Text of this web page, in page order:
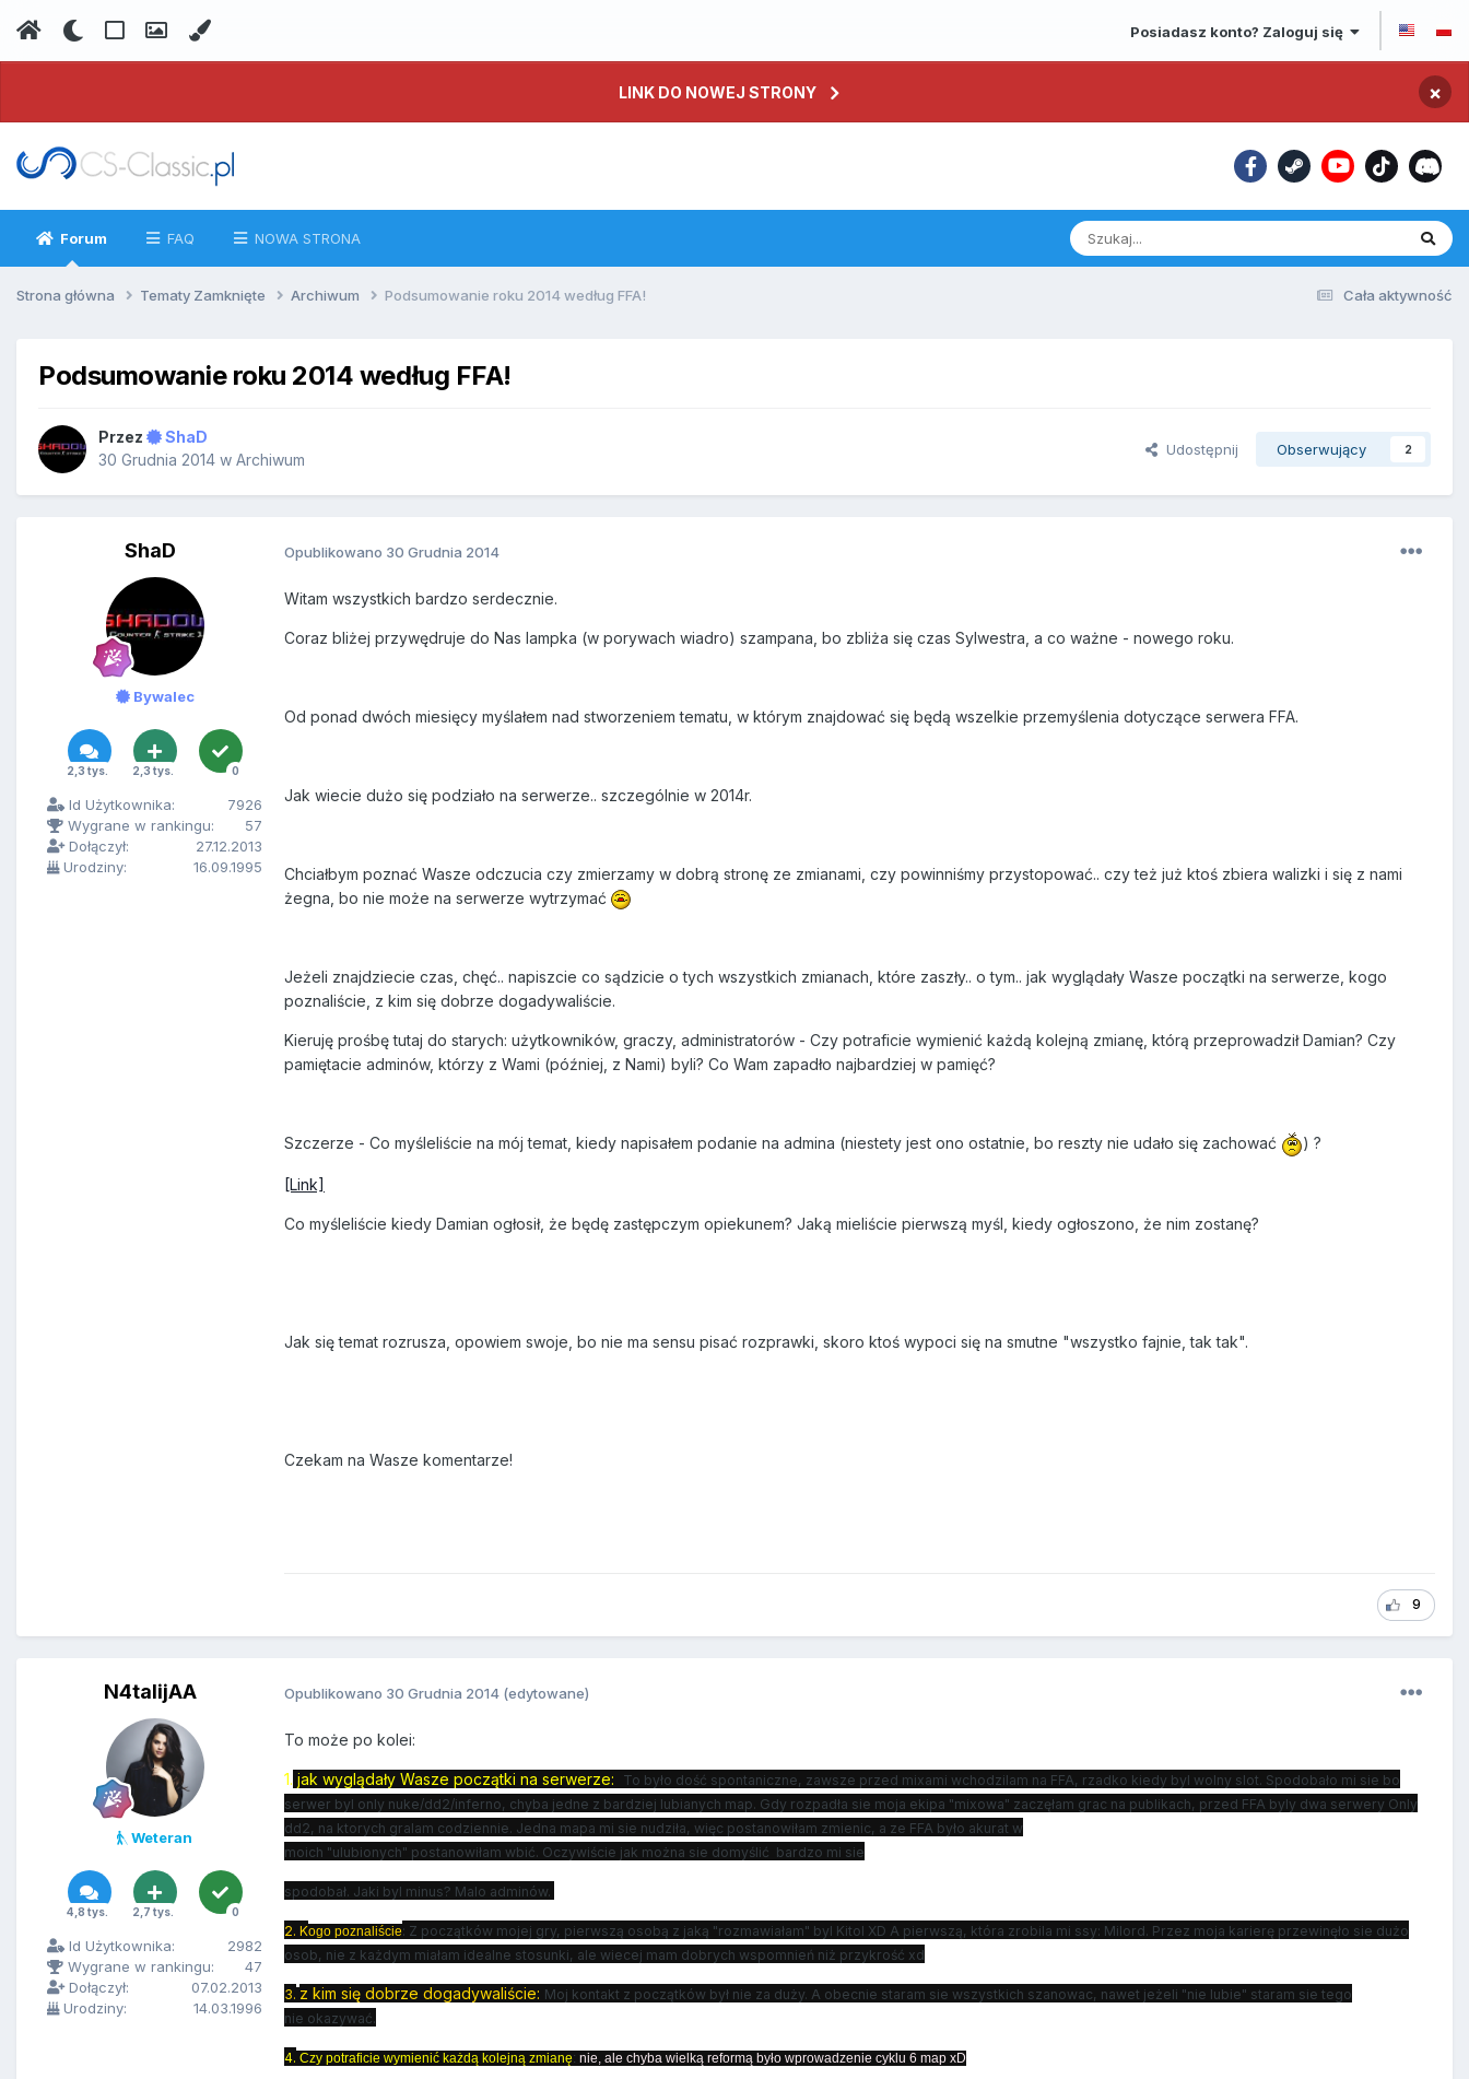
Posiadasz konto? Zaloguj się
LINK DO NOWEJ STRONY ×
Forum FAQ NOWA STRONA
Cała aktywność
Strona główna Tematy Zamknięte Archiwum Podsumowanie roku 2014 według FFA!
Podsumowanie roku 2014 według FFA!
Przez
ShaD
30 Grudnia 2014 w Archiwum
Udostępnij Obserwujący 2
ShaD
Bywalec
2,3 tys. 2,3 tys. 0
Id Użytkownika:
7926
Wygrane w rankingu:
57
Dołączył:
27.12.2013
Urodziny:
16.09.1995
Opublikowano 30 Grudnia 2014
Witam wszystkich bardzo serdecznie.
Coraz bliżej przywędruje do Nas lampka (w porywach wiadro) szampana, bo zbliża się czas Sylwestra, a co ważne - nowego roku.
Od ponad dwóch miesięcy myślałem nad stworzeniem tematu, w którym znajdować się będą wszelkie przemyślenia dotyczące serwera FFA.
Jak wiecie dużo się podziało na serwerze.. szczególnie w 2014r.
Chciałbym poznać Wasze odczucia czy zmierzamy w dobrą stronę ze zmianami, czy powinniśmy przystopować.. czy też już ktoś zbiera walizki i się z nami
żegna, bo nie może na serwerze wytrzymać
Jeżeli znajdziecie czas, chęć.. napiszcie co sądzicie o tych wszystkich zmianach, które zaszły.. o tym.. jak wyglądały Wasze początki na serwerze, kogo
poznaliście, z kim się dobrze dogadywaliście.
Kieruję prośbę tutaj do starych: użytkowników, graczy, administratorów - Czy potraficie wymienić każdą kolejną zmianę, którą przeprowadził Damian? Czy
pamiętacie adminów, którzy z Wami (później, z Nami) byli? Co Wam zapadło najbardziej w pamięć?
Szczerze - Co myśleliście na mój temat, kiedy napisałem podanie na admina (niestety jest ono ostatnie, bo reszty nie udało się zachować ) ?
[Link]
Co myśleliście kiedy Damian ogłosił, że będę zastępczym opiekunem? Jaką mieliście pierwszą myśl, kiedy ogłoszono, że nim zostanę?
Jak się temat rozrusza, opowiem swoje, bo nie ma sensu pisać rozprawki, skoro ktoś wypoci się na smutne "wszystko fajnie, tak tak".
Czekam na Wasze komentarze!
9
N4talijAA
Weteran
4,8 tys. 2,7 tys. 0
Id Użytkownika:
2982
Wygrane w rankingu:
47
Dołączył:
07.02.2013
Urodziny:
14.03.1996
Opublikowano 30 Grudnia 2014 (edytowane)
To może po kolei:
1. jak wyglądały Wasze początki na serwerze:
To było dość spontaniczne, zawsze przed mixami wchodzilam na FFA, rzadko kiedy byl wolny slot. Spodobało mi sie bo
serwer byl only nuke/dd2/inferno, chyba jedne z bardziej lubianych map. Gdy rozpadła sie moja ekipa "mixowa" zaczęłam grac na publikach, przed FFA byly dwa serwery Only
dd2, na ktorych gralam codziennie. Jedna mapa mi sie nudziła, więc postanowiłam zmienic, a ze FFA było akurat w
moich "ulubionych" postanowiłam wbić. Oczywiście jak można sie domyślić bardzo mi sie
spodobał. Jaki byl minus? Malo adminów.
2. Kogo poznaliście​: Z początków mojej gry, pierwszą osobą z jaką "rozmawiałam" byl Kitol XD A pierwszą, która zrobila mi ssy: Milord. Przez moja karierę przewinęło sie dużo
osob, nie z każdym miałam idealne stosunki, ale wiecej mam dobrych wspomnień niż przykrość xd
3. z kim się dobrze dogadywaliście: Moj kontakt z początków był nie za duży. A obecnie staram sie wszystkich szanowac, nawet jeżeli "nie lubie" staram sie tego
nie okazywać.
4. Czy potraficie wymienić każdą kolejną zmianę: nie, ale chyba wielką reformą było wprowadzenie cyklu 6 map xD